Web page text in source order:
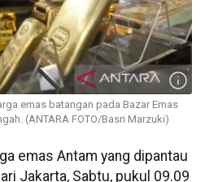
emas batangan pada Bazar Emas
(ANTARA FOTO/Basri Marzuki)
emas Antam yang dipantau
Jakarta, Sabtu, pukul 09.09